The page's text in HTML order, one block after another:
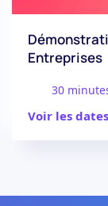
Entreprises
30
Voir les dates